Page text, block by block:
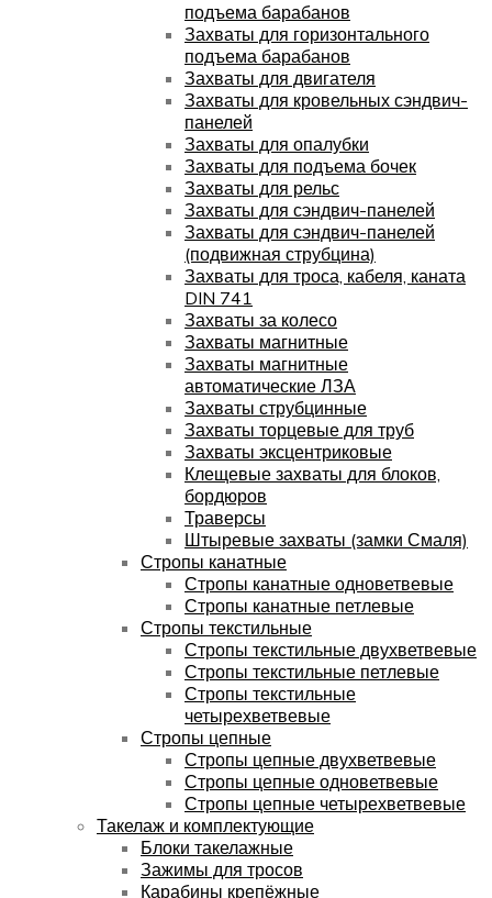
подъема барабанов
Захваты для горизонтального
подъема барабанов
Захваты для двигателя
Захваты для кровельных сэндвич-
панелей
Захваты для опалубки
Захваты для подъема бочек
Захваты для рельс
Захваты для сэндвич-панелей
Захваты для сэндвич-панелей
(подвижная струбцина)
Захваты для троса, кабеля, каната
DIN 741
Захваты за колесо
Захваты магнитные
Захваты магнитные
автоматические ЛЗА
Захваты струбцинные
Захваты торцевые для труб
Захваты эксцентриковые
Клещевые захваты для блоков,
бордюров
Траверсы
Штыревые захваты (замки Смаля)
Стропы канатные
Стропы канатные одноветвевые
Стропы канатные петлевые
Стропы текстильные
Стропы текстильные двухветвевые
Стропы текстильные петлевые
Стропы текстильные
четырехветвевые
Стропы цепные
Стропы цепные двухветвевые
Стропы цепные одноветвевые
Стропы цепные четырехветвевые
Такелаж и комплектующие
Блоки такелажные
Зажимы для тросов
Карабины крепёжные